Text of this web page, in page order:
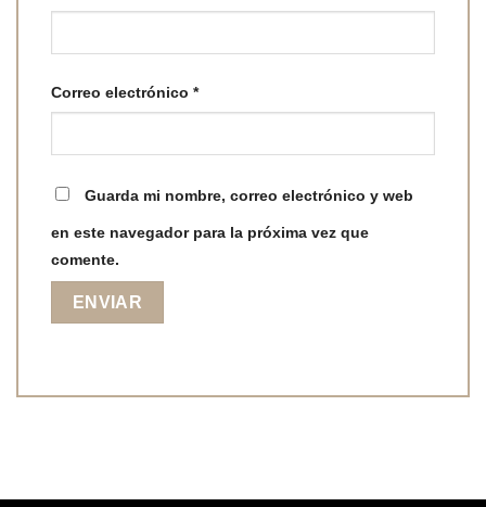
Correo electrónico *
Guarda mi nombre, correo electrónico y web
en este navegador para la próxima vez que
comente.